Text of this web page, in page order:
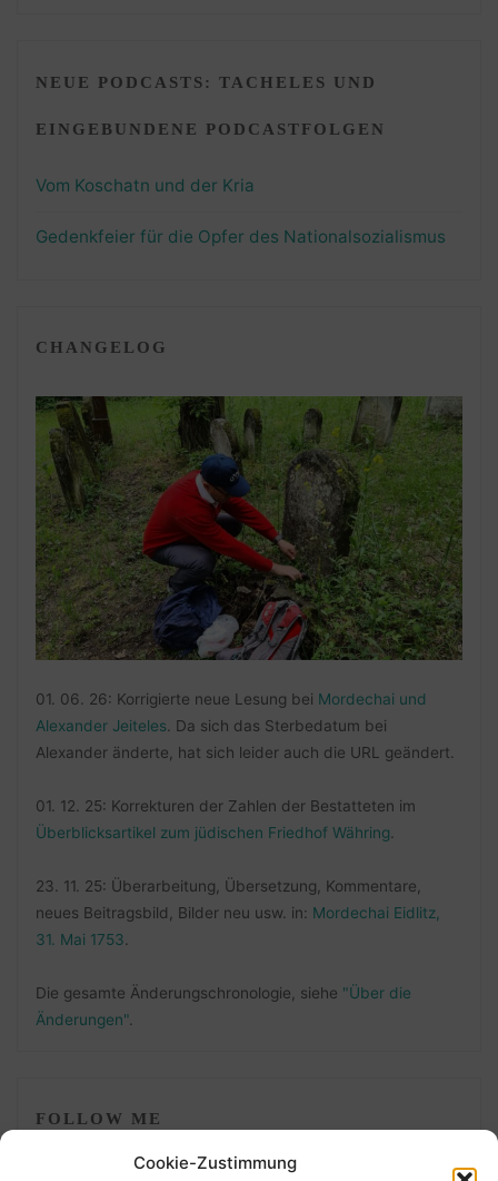
Cookie-Zustimmung
NEUE PODCASTS: TACHELES UND
EINGEBUNDENE PODCASTFOLGEN
Vom Koschatn und der Kria
Gedenkfeier für die Opfer des Nationalsozialismus
CHANGELOG
01. 06. 26: Korrigierte neue Lesung bei Mordechai und
Alexander Jeiteles. Da sich das Sterbedatum bei
Alexander änderte, hat sich leider auch die URL geändert.
01. 12. 25: Korrekturen der Zahlen der Bestatteten im
Überblicksartikel zum jüdischen Friedhof Währing.
23. 11. 25: Überarbeitung, Übersetzung, Kommentare,
neues Beitragsbild, Bilder neu usw. in: Mordechai Eidlitz,
31. Mai 1753.
Die gesamte Änderungschronologie, siehe "Über die
Änderungen".
FOLLOW ME